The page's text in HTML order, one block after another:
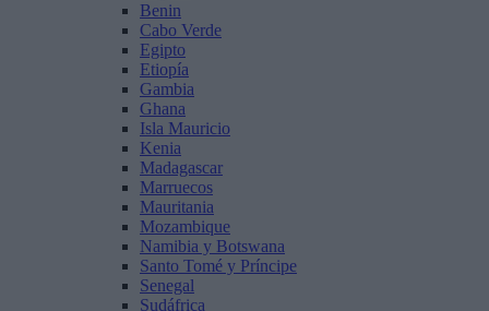
Benin
Cabo Verde
Egipto
Etiopía
Gambia
Ghana
Isla Mauricio
Kenia
Madagascar
Marruecos
Mauritania
Mozambique
Namibia y Botswana
Santo Tomé y Príncipe
Senegal
Sudáfrica